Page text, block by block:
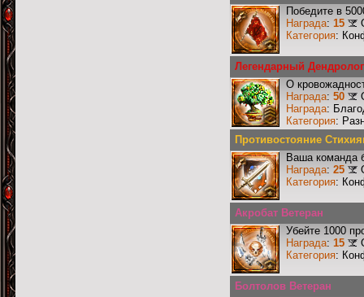
Победите в
Награда: 15
Категория:
Легендарный Дендролог
О
Награда: 50
Награда:
Категория:
Противостояние
Ваша команда
Награда: 25
Категория:
Акробат Ветеран
Убейте 1000
Награда: 15
Категория:
Болтолов Ветеран